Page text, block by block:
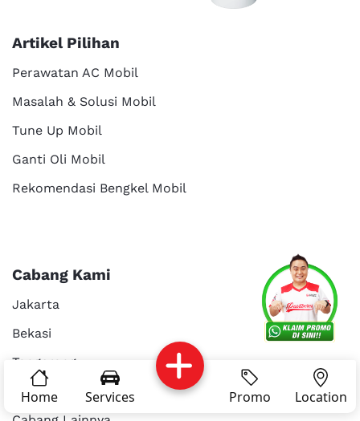
Services About Us
Kritik dan
saran
Career
Home Services Promo Location
Artikel Pilihan
Perawatan AC Mobil
Masalah & Solusi Mobil
Tune Up Mobil
Ganti Oli Mobil
Rekomendasi Bengkel Mobil
Cabang Kami
Jakarta
Bekasi
Tangerang
Surabaya